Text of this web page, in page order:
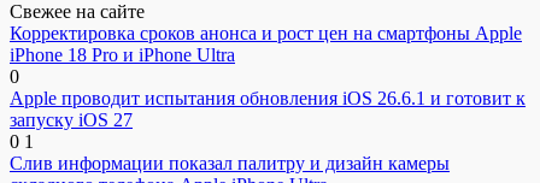
Свежее на сайте
Корректировка сроков анонса и рост цен на смартфоны Apple
iPhone 18 Pro и iPhone Ultra
0
Apple проводит испытания обновления iOS 26.6.1 и готовит к
запуску iOS 27
0 1
Слив информации показал палитру и дизайн камеры